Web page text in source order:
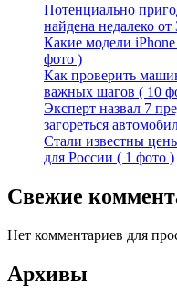
Потенциально
найдена недалеко
Какие модели
фото )
Как проверить
важных шагов ( 10
Эксперт назвал 7
загореться
Стали известны
для России ( 1 фото )
Свежие
Нет комментариев для
Архивы